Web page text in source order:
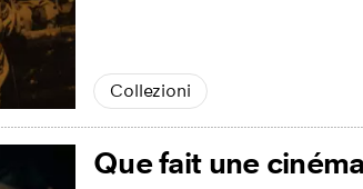
Collezioni
Que fait une